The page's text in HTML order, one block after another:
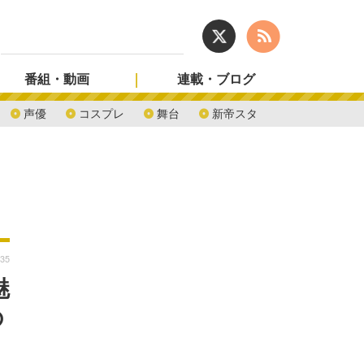
声優 コスプレ 舞台 新帝スタ
番組・動画 連載・ブログ